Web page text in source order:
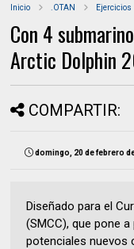
Inicio .OTAN Ejercicios
Con 4
Arctic Dolphin
COMPARTIR:
domingo, 20 de febrero
Diseñado para el
(SMCC), que pone
potenciales nuevos